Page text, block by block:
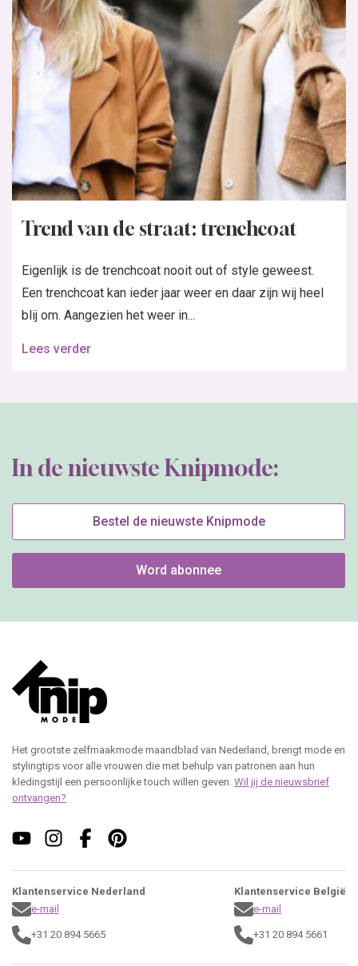
Trend van de straat: trenchcoat
Eigenlijk is de trenchcoat nooit out of style geweest.
Een trenchcoat kan ieder jaar weer en daar zijn wij heel
blij om. Aangezien het weer in...
Lees verder
In de nieuwste Knipmode:
Bestel de nieuwste Knipmode
Word abonnee
Het grootste zelfmaakmode maandblad van Nederland, brengt mode en
stylingtips voor alle vrouwen die met behulp van patronen aan hun
kledingstijl een persoonlijke touch willen geven. Wil jij de nieuwsbrief
ontvangen?
Klantenservice Nederland
e-mail
+31 20 894 5665
Klantenservice België
e-mail
+31 20 894 5661